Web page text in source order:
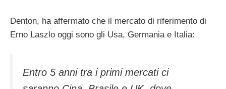
Denton, ha affermato che il mercato di riferimento di
Erno Laszlo oggi sono gli Usa, Germania e Italia:
Entro 5 anni tra i primi mercati ci